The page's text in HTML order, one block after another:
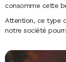
consomme cette
Attention, ce type
notre société